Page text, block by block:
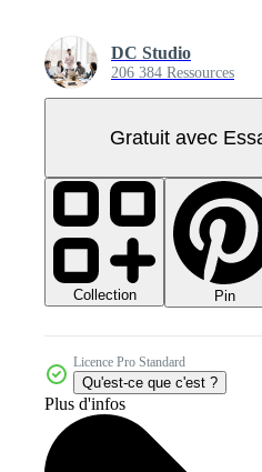
DC Studio
206 384 Ressources
Gratuit avec
Collection Pin
Licence Pro Standard
Qu'est-ce que c'est ?
Plus d'infos